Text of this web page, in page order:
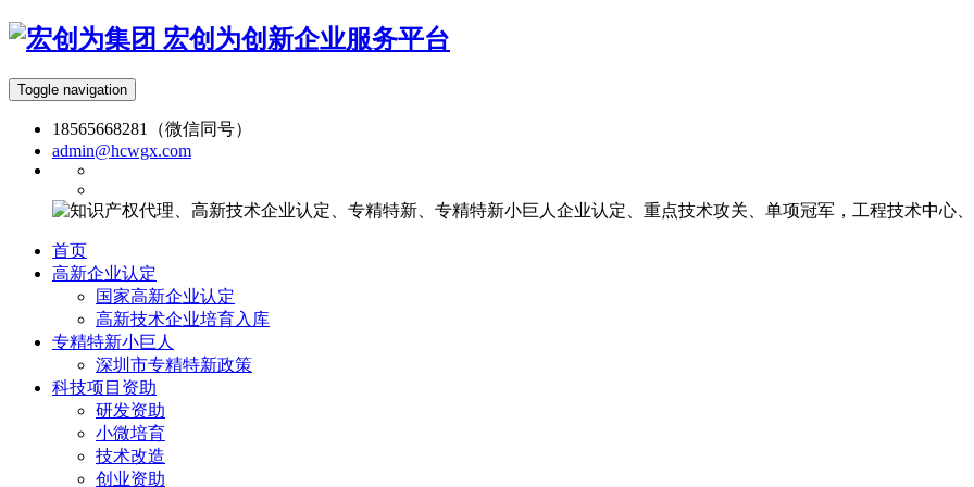
宏创为创新企业服务平台
Toggle navigation
18565668281（微信同号）
admin@hcwgx.com
首页
高新企业认定
国家高新企业认定
高新技术企业培育入库
专精特新小巨人
深圳市专精特新政策
科技项目资助
研发资助
小微培育
技术改造
创业资助